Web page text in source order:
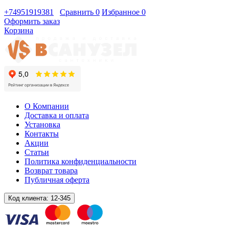
+74951919381
Сравнить 0 Избранное 0
Оформить заказ
Корзина
О Компании
Доставка и оплата
Установка
Контакты
Акции
Статьи
Политика конфиденциальности
Возврат товара
Публичная оферта
Код клиента: 12-345